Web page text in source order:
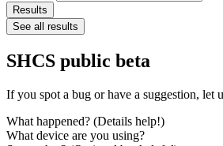
Results
See all results
SHCS public beta
If you spot a bug or have a suggestion, let
What happened? (Details help!)
What device are you using?